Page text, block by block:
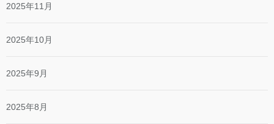
2025年11月
2025年10月
2025年9月
2025年8月